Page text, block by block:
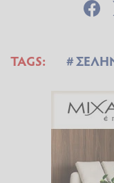
TAGS: